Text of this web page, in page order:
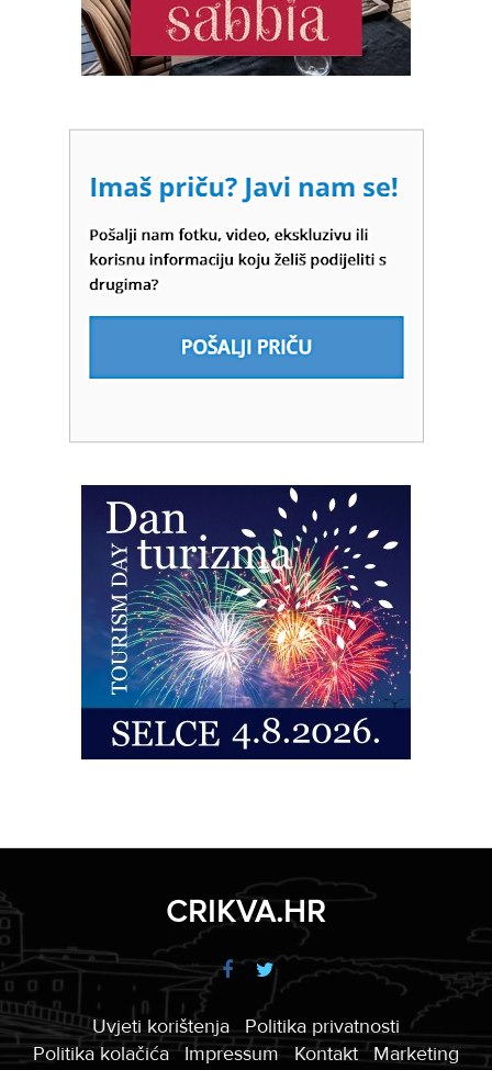
CRIKVA.HR
Uvjeti korištenja
Politika privatnosti
Politika kolačića
Impressum Kontakt Marketing